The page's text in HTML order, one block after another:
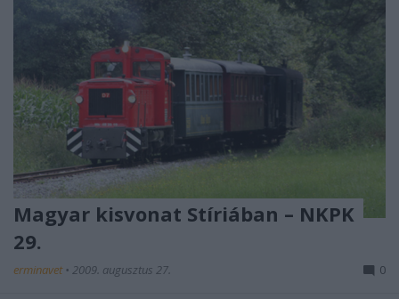
Magyar kisvonat Stíriában – NKPK
29.
erminavet • 2009. augusztus 27. 0